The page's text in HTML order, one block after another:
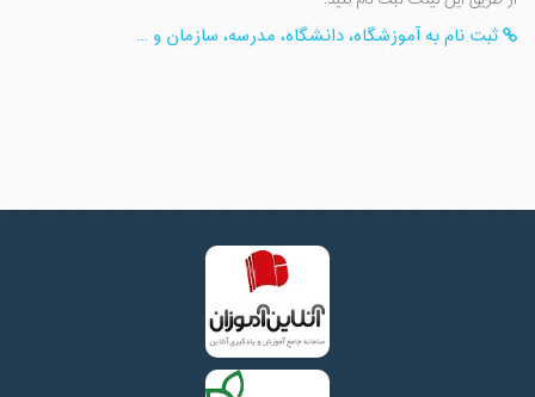
ثبت نام به آموزشگاه، دانشگاه، مدرسه، سازمان و ...